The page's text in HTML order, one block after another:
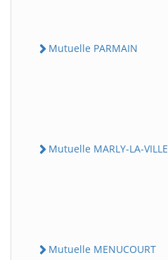
Mutuelle PARMAIN
Mutuelle MARLY-LA-VILLE
Mutuelle MENUCOURT